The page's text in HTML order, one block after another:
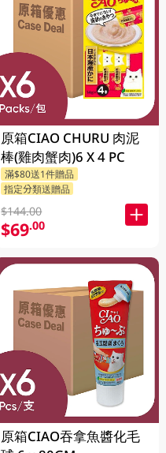
原箱CIAO CHURU 肉泥
棒(雞肉蟹肉)6 X 4 PC
滿$80送1件贈品
指定分類送贈品
$144.00
$69.00
原箱CIAO吞拿魚醬化毛